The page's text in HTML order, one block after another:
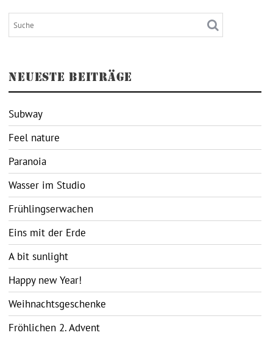
NEUESTE BEITRÄGE
Subway
Feel nature
Paranoia
Wasser im Studio
Frühlingserwachen
Eins mit der Erde
A bit sunlight
Happy new Year!
Weihnachtsgeschenke
Fröhlichen 2. Advent